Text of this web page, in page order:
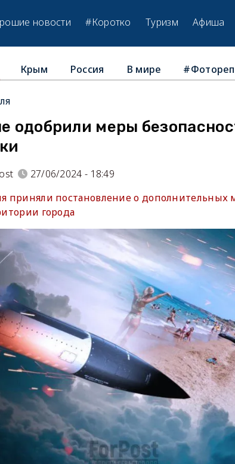
новости #Коротко Туризм Афиша
Крым Россия В мире #Фотореп
одобрили меры
27/06/2024 - 18:49
приняли постановление о дополнительных
города